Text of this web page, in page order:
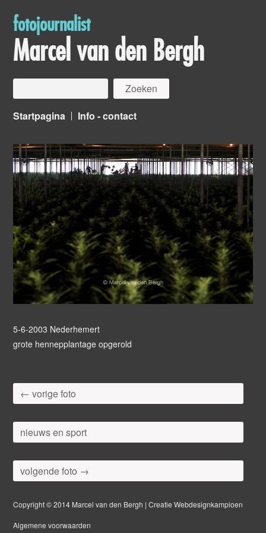
fotojournalist
Marcel van den Bergh
Startpagina Info - contact
5-6-2003 Nederhemert
grote hennepplantage opgerold
← vorige foto
nieuws en sport
volgende foto →
Copyright © 2014 Marcel van den Bergh | Creatie Webdesignkampioen
Algemene voorwaarden